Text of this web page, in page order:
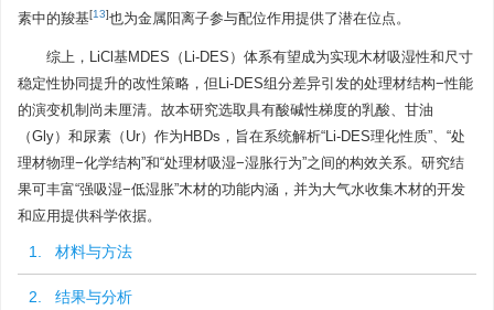
素中的羧基[13]也为金属阳离子参与配位作用提供了潜在位点。
综上，LiCl基MDES（Li-DES）体系有望成为实现木材吸湿性和尺寸
稳定性协同提升的改性策略，但Li-DES组分差异引发的处理材结构−性能
的演变机制尚未厘清。故本研究选取具有酸碱性梯度的乳酸、甘油
（Gly）和尿素（Ur）作为HBDs，旨在系统解析“Li-DES理化性质”、“处
理材物理−化学结构”和“处理材吸湿−湿胀行为”之间的构效关系。研究结
果可丰富“强吸湿−低湿胀”木材的功能内涵，并为大气水收集木材的开发
和应用提供科学依据。
1. 材料与方法
2. 结果与分析